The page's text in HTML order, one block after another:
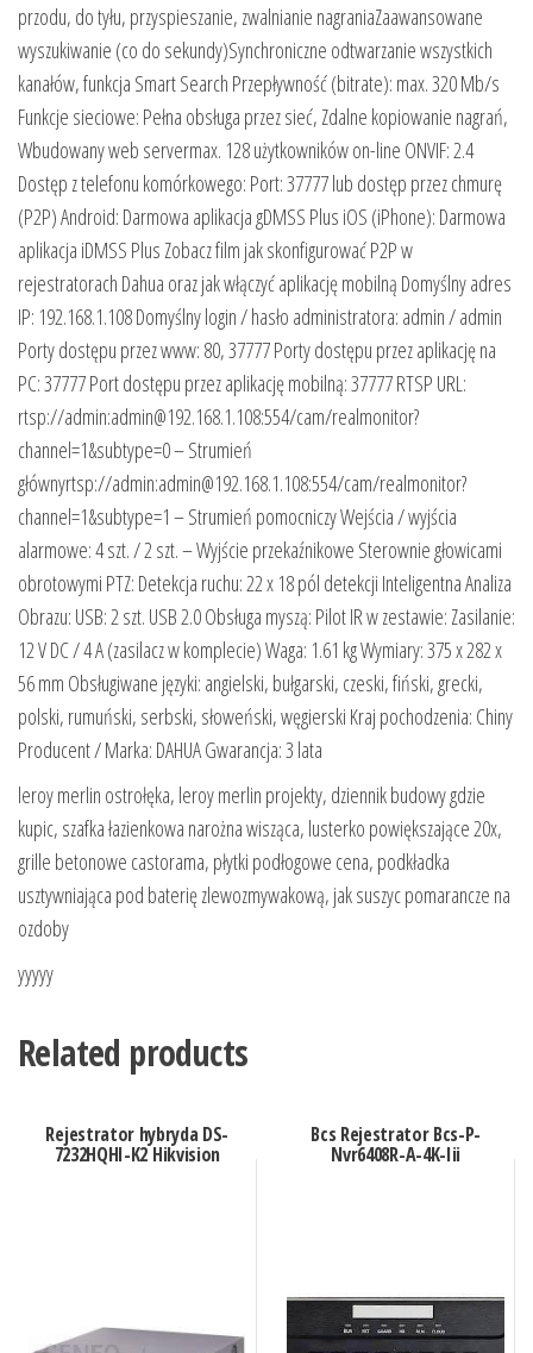
przodu, do tyłu, przyspieszanie, zwalnianie nagraniaZaawansowane
wyszukiwanie (co do sekundy)Synchroniczne odtwarzanie wszystkich
kanałów, funkcja Smart Search Przepływność (bitrate): max. 320 Mb/s
Funkcje sieciowe: Pełna obsługa przez sieć, Zdalne kopiowanie nagrań,
Wbudowany web servermax. 128 użytkowników on-line ONVIF: 2.4
Dostęp z telefonu komórkowego: Port: 37777 lub dostęp przez chmurę
(P2P) Android: Darmowa aplikacja gDMSS Plus iOS (iPhone): Darmowa
aplikacja iDMSS Plus Zobacz film jak skonfigurować P2P w
rejestratorach Dahua oraz jak włączyć aplikację mobilną Domyślny adres
IP: 192.168.1.108 Domyślny login / hasło administratora: admin / admin
Porty dostępu przez www: 80, 37777 Porty dostępu przez aplikację na
PC: 37777 Port dostępu przez aplikację mobilną: 37777 RTSP URL:
rtsp://admin:admin@192.168.1.108:554/cam/realmonitor?
channel=1&subtype=0 – Strumień
głównyrtsp://admin:admin@192.168.1.108:554/cam/realmonitor?
channel=1&subtype=1 – Strumień pomocniczy Wejścia / wyjścia
alarmowe: 4 szt. / 2 szt. – Wyjście przekaźnikowe Sterownie głowicami
obrotowymi PTZ: Detekcja ruchu: 22 x 18 pól detekcji Inteligentna Analiza
Obrazu: USB: 2 szt. USB 2.0 Obsługa myszą: Pilot IR w zestawie: Zasilanie:
12 V DC / 4 A (zasilacz w komplecie) Waga: 1.61 kg Wymiary: 375 x 282 x
56 mm Obsługiwane języki: angielski, bułgarski, czeski, fiński, grecki,
polski, rumuński, serbski, słoweński, węgierski Kraj pochodzenia: Chiny
Producent / Marka: DAHUA Gwarancja: 3 lata
leroy merlin ostrołęka, leroy merlin projekty, dziennik budowy gdzie
kupic, szafka łazienkowa narożna wisząca, lusterko powiększające 20x,
grille betonowe castorama, płytki podłogowe cena, podkładka
usztywniająca pod baterię zlewozmywakową, jak suszyc pomarancze na
ozdoby
yyyyy
Related products
Rejestrator hybryda DS-
7232HQHI-K2 Hikvision
Bcs Rejestrator Bcs-P-
Nvr6408R-A-4K-Iii